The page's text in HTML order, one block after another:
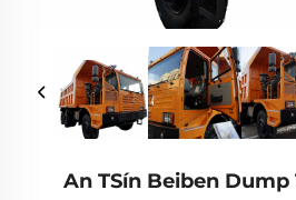
An TSín Beiben